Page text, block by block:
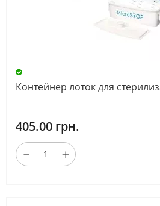
Контейнер лоток для
405.00 грн.